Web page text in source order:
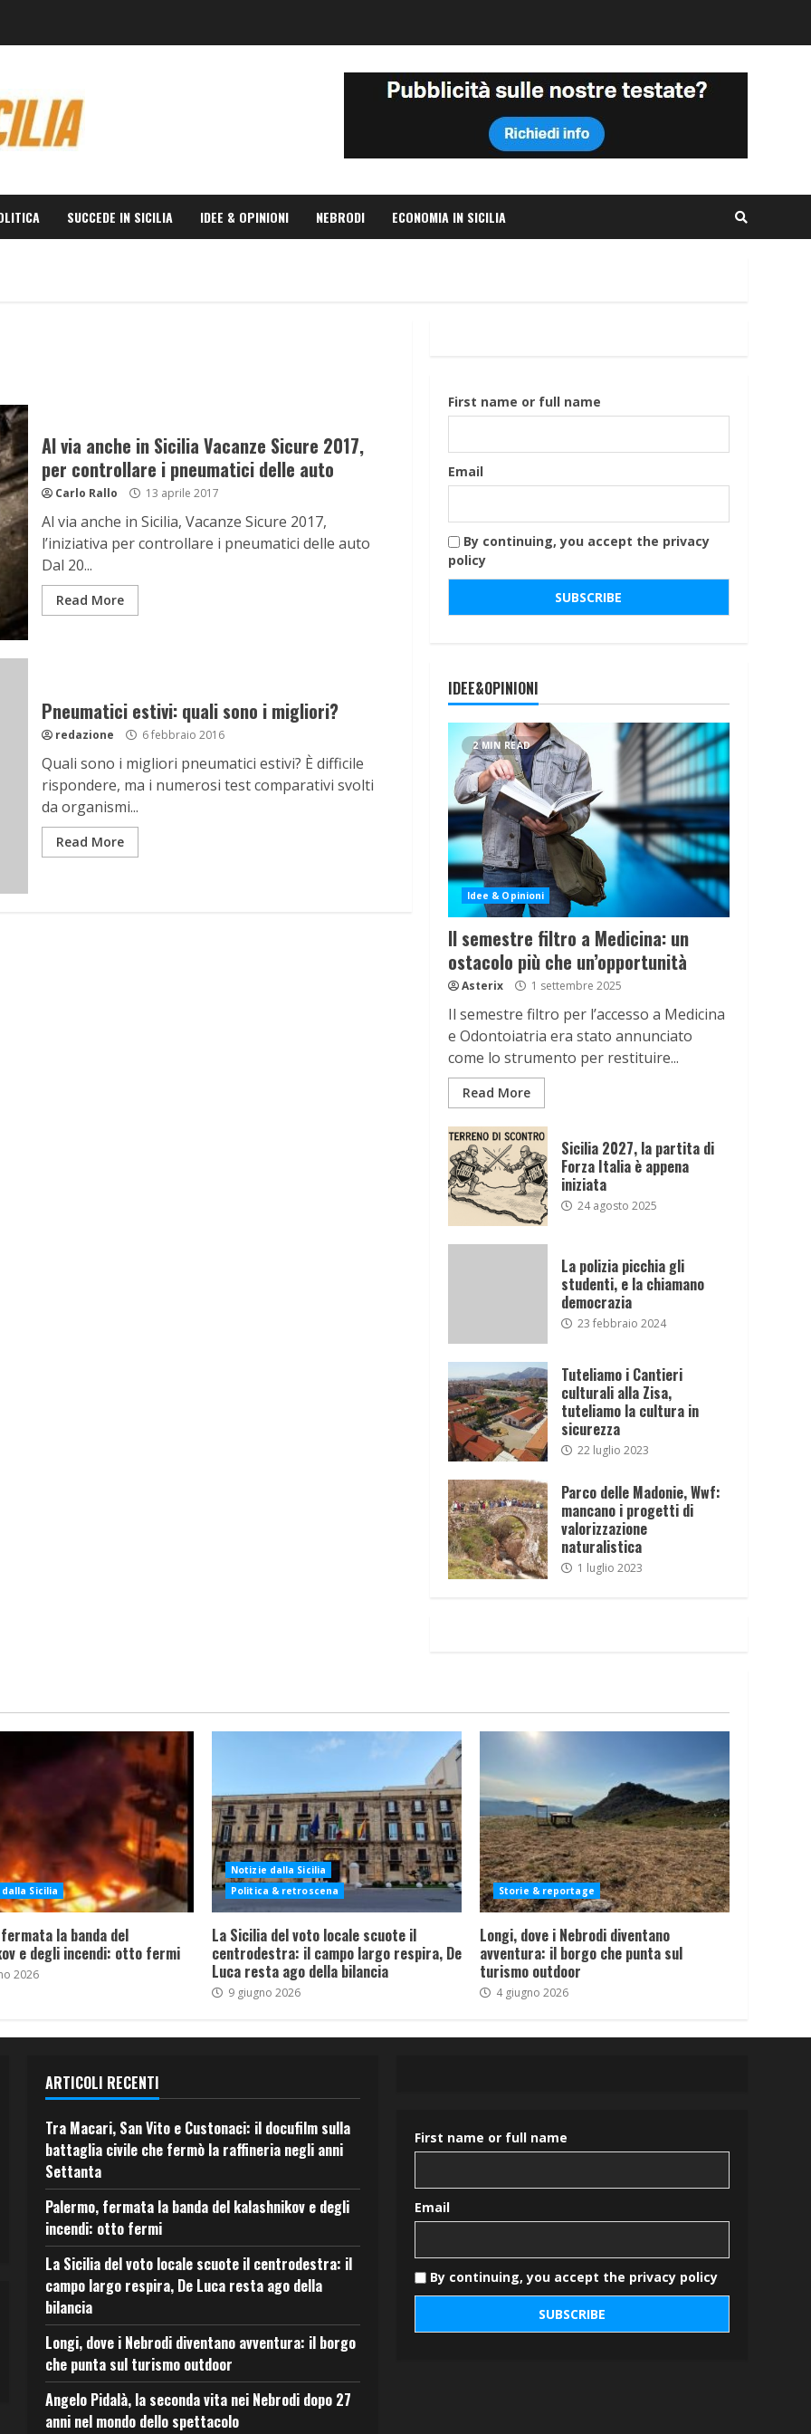
SUCCEDE IN SICILIA IDEE & OPINIONI NEBRODI ECONOMIA IN SICILIA
Al via anche in Sicilia Vacanze Sicure 2017,
per controllare i pneumatici delle auto
Carlo Rallo 13 aprile 2017
Al via anche in Sicilia, Vacanze Sicure 2017,
l’iniziativa per controllare i pneumatici delle auto
Dal 20...
Read More
Pneumatici estivi: quali sono i migliori?
redazione 6 febbraio 2016
Quali sono i migliori pneumatici estivi? È difficile
rispondere, ma i numerosi test comparativi svolti
da organismi...
Read More
First name or full name
Email
By continuing, you accept the privacy
policy
IDEE&OPINIONI
2 MIN READ
Idee & Opinioni
Il semestre filtro a Medicina: un
ostacolo più che un’opportunità
Asterix 1 settembre 2025
Il semestre filtro per l’accesso a Medicina
e Odontoiatria era stato annunciato
come lo strumento per restituire...
Read More
Sicilia 2027, la partita di
Forza Italia è appena
iniziata
24 agosto 2025
La polizia picchia gli
studenti, e la chiamano
democrazia
23 febbraio 2024
Tuteliamo i Cantieri
culturali alla Zisa,
tuteliamo la cultura in
sicurezza
22 luglio 2023
Parco delle Madonie, Wwf:
mancano i progetti di
valorizzazione
naturalistica
1 luglio 2023
Sicilia
la banda del
e degli incendi: otto fermi
2026
Notizie dalla Sicilia
Politica & retroscena
La Sicilia del voto locale scuote il
centrodestra: il campo largo respira, De
Luca resta ago della bilancia
9 giugno 2026
Storie & reportage
Longi, dove i Nebrodi diventano
avventura: il borgo che punta sul
turismo outdoor
4 giugno 2026
ARTICOLI RECENTI
Tra Macari, San Vito e Custonaci: il docufilm sulla
battaglia civile che fermò la raffineria negli anni
Settanta
Palermo, fermata la banda del kalashnikov e degli
incendi: otto fermi
La Sicilia del voto locale scuote il centrodestra: il
campo largo respira, De Luca resta ago della
bilancia
Longi, dove i Nebrodi diventano avventura: il borgo
che punta sul turismo outdoor
Angelo Pidalà, la seconda vita nei Nebrodi dopo 27
anni nel mondo dello spettacolo
First name or full name
Email
By continuing, you accept the privacy policy